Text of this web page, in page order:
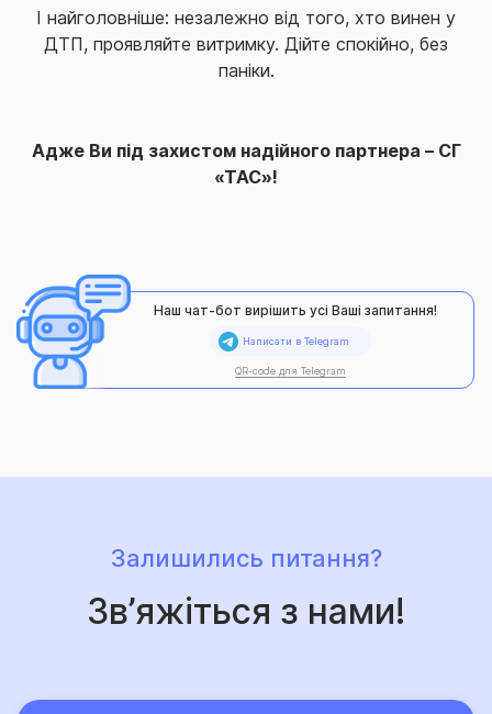
І найголовніше: незалежно від того, хто винен у
ДТП, проявляйте витримку. Дійте спокійно, без
паніки.
Адже Ви під захистом надійного партнера – СГ
«ТАС»!
Наш чат-бот вирішить усі Ваші запитання!
Написати в Telegram
QR-code для Telegram
Залишились питання?
Зв’яжіться з нами!